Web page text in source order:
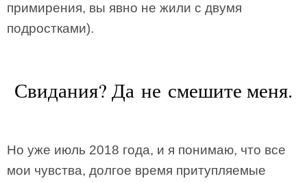
примирения, вы явно не жили с двумя
подростками).
Свидания? Да не смешите меня.
Но уже июль 2018 года, и я понимаю, что все
мои чувства, долгое время притупляемые